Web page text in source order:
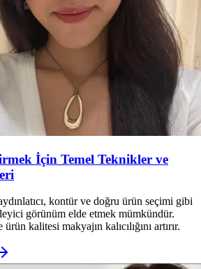
İçin Temel Teknikler ve
kontür ve doğru ürün seçimi gibi
görünüm elde etmek mümkündür.
kalitesi makyajın kalıcılığını artırır.